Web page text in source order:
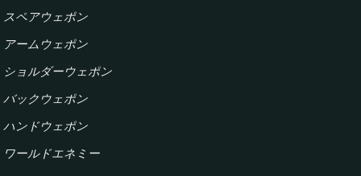
スペアウェポン
アームウェポン
ショルダーウェポン
バックウェポン
ハンドウェポン
ワールドエネミー